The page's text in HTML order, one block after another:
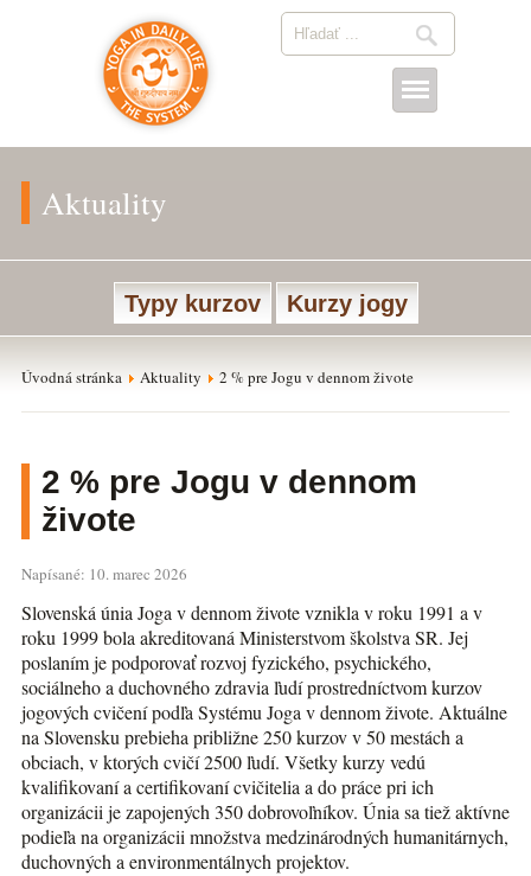
Aktuality
Typy kurzov Kurzy jogy
Úvodná stránka Aktuality 2 % pre Jogu v dennom živote
2 % pre Jogu v dennom
živote
Napísané: 10. marec 2026
Slovenská únia Joga v dennom živote vznikla v roku 1991 a v
roku 1999 bola akreditovaná Ministerstvom školstva SR. Jej
poslaním je podporovať rozvoj fyzického, psychického,
sociálneho a duchovného zdravia ľudí prostredníctvom kurzov
jogových cvičení podľa Systému Joga v dennom živote. Aktuálne
na Slovensku prebieha približne 250 kurzov v 50 mestách a
obciach, v ktorých cvičí 2500 ľudí. Všetky kurzy vedú
kvalifikovaní a certifikovaní cvičitelia a do práce pri ich
organizácii je zapojených 350 dobrovoľníkov. Únia sa tiež aktívne
podieľa na organizácii množstva medzinárodných humanitárnych,
duchovných a environmentálnych projektov.